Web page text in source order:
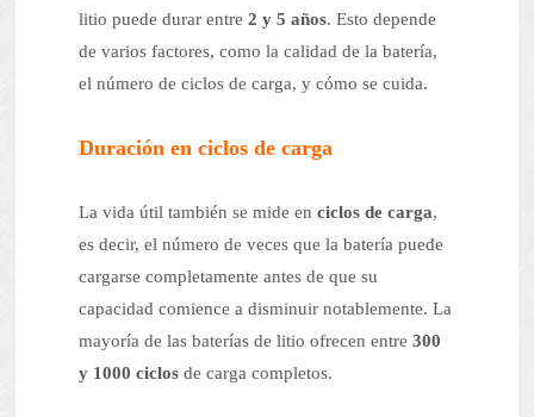
litio puede durar entre2 y 5 años. Esto depende
de varios factores, como la calidad de la batería,
el número de ciclos de carga, y cómo se cuida.
Duración en ciclos de carga
La vida útil también se mide enciclos de carga,
es decir, el número de veces que la batería puede
cargarse completamente antes de que su
capacidad comience a disminuir notablemente. La
mayoría de las baterías de litio ofrecen entre300
y 1000 ciclos de carga completos.